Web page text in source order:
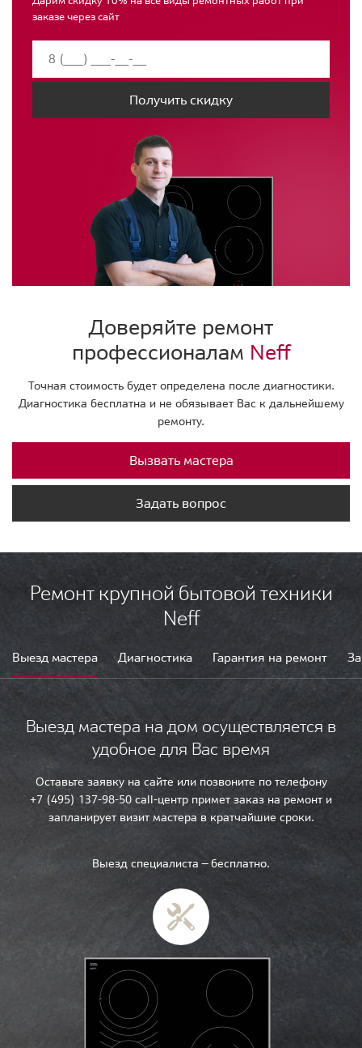
заказе через сайт
Получить скидку
Доверяйте ремонт
профессионалам Neff
Точная стоимость будет определена после диагностики.
Диагностика бесплатна и не обязывает Вас к дальнейшему
ремонту.
Вызвать мастера
Задать вопрос
Ремонт крупной бытовой техники
Neff
Выезд мастера Диагностика Гарантия на ремонт
Выезд мастера на дом осуществляется в
удобное для Вас время
Оставьте заявку на сайте или позвоните по телефону
+7 (495) 137-98-50 call-центр примет заказ на ремонт и
запланирует визит мастера в кратчайшие сроки.
Выезд специалиста — бесплатно.